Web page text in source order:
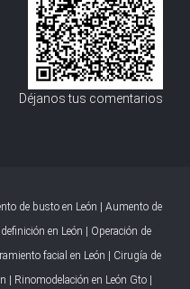
Déjanos tus comentarios
de busto en León | Aumento de
en León | Operación de
facial en León | Cirugía de
| Rinomodelación en León Gto|